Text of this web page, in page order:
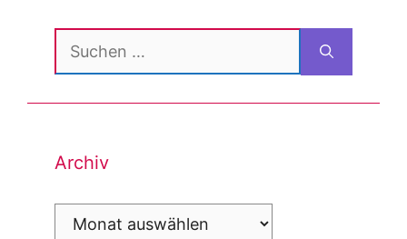
Suchen
nach:
Archiv
Archiv